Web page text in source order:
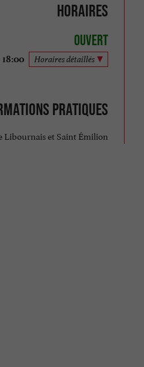
Horaires
Ouvert
Horaires détaillés
pratiques
Libournais et Saint Émilion